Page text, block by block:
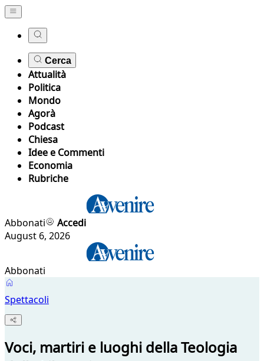
Cerca
Attualità
Politica
Mondo
Agorà
Podcast
Chiesa
Idee e Commenti
Economia
Rubriche
Abbonati
Accedi
August 6, 2026
Abbonati
Spettacoli
Voci, martiri e luoghi della Teologia